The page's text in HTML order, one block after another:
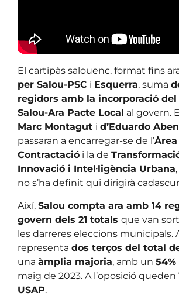
El cartipàs salouenc, format fins
per Salou-PSC i Esquerra, suma
regidors amb la incorporació
Salou-Ara Pacte Local al govern.
Marc Montagut i d’Eduardo
passaran a encarregar-se de l’
Contractació i la de
Innovació i Intel·ligència Urbana
no s’ha definit qui dirigirà
Així, Salou compta ara amb 14
govern dels 21 totals que van
les darreres eleccions municipals.
representa dos terços del total
una àmplia majoria, amb un
maig de 2023. A l’oposició queden
USAP.